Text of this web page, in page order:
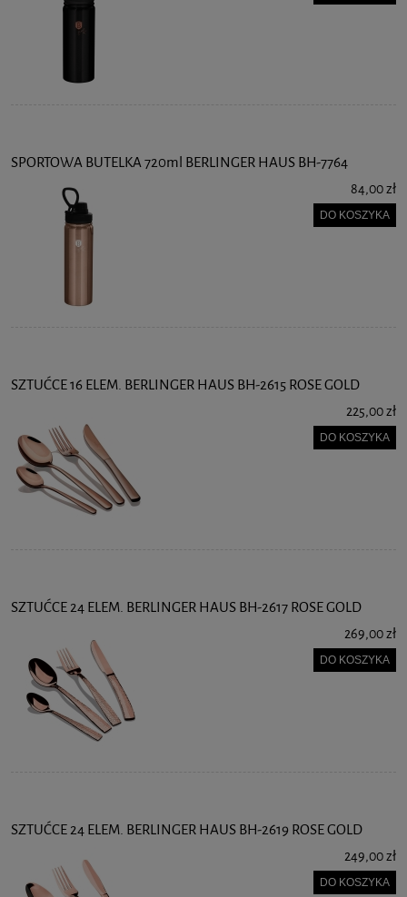
SPORTOWA BUTELKA 720ml BERLINGER HAUS BH-7764
84,00 zł
DO KOSZYKA
SZTUĆCE 16 ELEM. BERLINGER HAUS BH-2615 ROSE GOLD
225,00 zł
DO KOSZYKA
SZTUĆCE 24 ELEM. BERLINGER HAUS BH-2617 ROSE GOLD
269,00 zł
DO KOSZYKA
SZTUĆCE 24 ELEM. BERLINGER HAUS BH-2619 ROSE GOLD
249,00 zł
DO KOSZYKA